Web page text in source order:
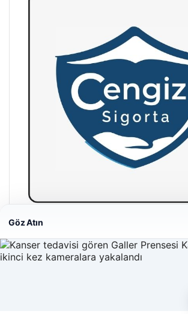
Hastaş Beton
26/05/2026
Web sitemizi nasıl kullandığınızı daha iyi
Göz Atın